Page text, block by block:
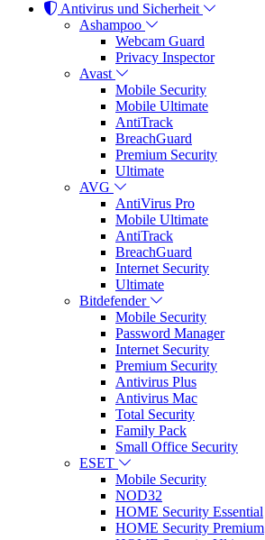
Antivirus und Sicherheit
Ashampoo
Webcam Guard
Privacy Inspector
Avast
Mobile Security
Mobile Ultimate
AntiTrack
BreachGuard
Premium Security
Ultimate
AVG
AntiVirus Pro
Mobile Ultimate
AntiTrack
BreachGuard
Internet Security
Ultimate
Bitdefender
Mobile Security
Password Manager
Internet Security
Premium Security
Antivirus Plus
Antivirus Mac
Total Security
Family Pack
Small Office Security
ESET
Mobile Security
NOD32
HOME Security Essential
HOME Security Premium